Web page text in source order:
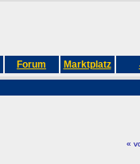
Forum Marktplatz
«